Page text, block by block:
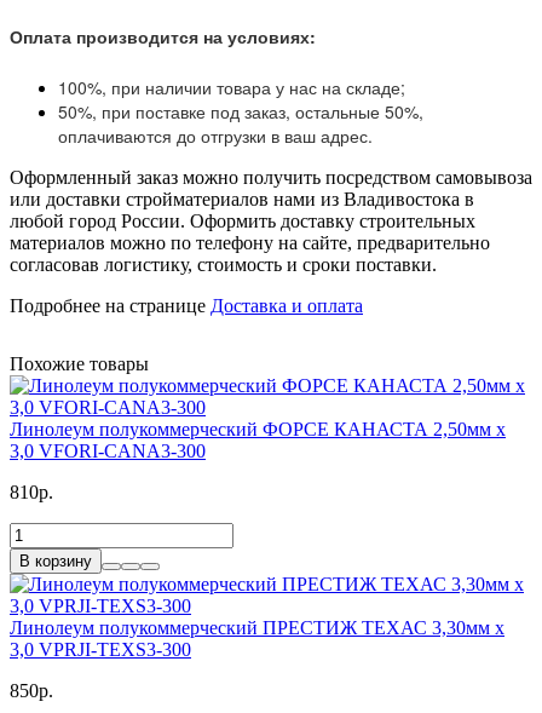
Оплата производится на условиях:
100%, при наличии товара у нас на складе;
50%, при поставке под заказ, остальные 50%,
оплачиваются до отгрузки в ваш адрес.
Оформленный заказ можно получить посредством самовывоза
или доставки стройматериалов нами из Владивостока в
любой город России. Оформить доставку строительных
материалов можно по телефону на сайте, предварительно
согласовав логистику, стоимость и сроки поставки.
Подробнее на странице Доставка и оплата
Похожие товары
Линолеум полукоммерческий ФОРСЕ КАНАСТА 2,50мм x
3,0 VFORI-CANA3-300
810р.
В корзину
Линолеум полукоммерческий ПРЕСТИЖ ТЕХАС 3,30мм x
3,0 VPRJI-TEXS3-300
850р.